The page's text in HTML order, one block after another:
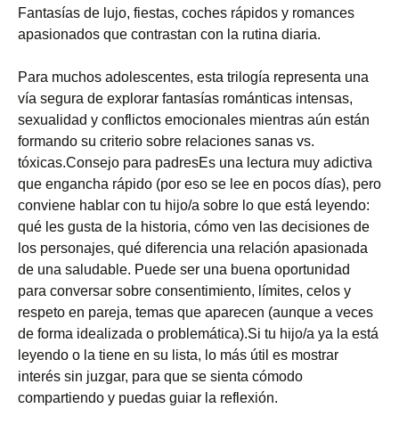
Fantasías de lujo, fiestas, coches rápidos y romances
apasionados que contrastan con la rutina diaria.
Para muchos adolescentes, esta trilogía representa una
vía segura de explorar fantasías románticas intensas,
sexualidad y conflictos emocionales mientras aún están
formando su criterio sobre relaciones sanas vs.
tóxicas.Consejo para padresEs una lectura muy adictiva
que engancha rápido (por eso se lee en pocos días), pero
conviene hablar con tu hijo/a sobre lo que está leyendo:
qué les gusta de la historia, cómo ven las decisiones de
los personajes, qué diferencia una relación apasionada
de una saludable. Puede ser una buena oportunidad
para conversar sobre consentimiento, límites, celos y
respeto en pareja, temas que aparecen (aunque a veces
de forma idealizada o problemática).Si tu hijo/a ya la está
leyendo o la tiene en su lista, lo más útil es mostrar
interés sin juzgar, para que se sienta cómodo
compartiendo y puedas guiar la reflexión.